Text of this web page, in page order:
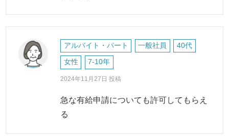
アルバイト・パート 一般社員 40代
女性 7-10年
2024年11月27日 投稿
急な有給申請についても許可してもらえ
る